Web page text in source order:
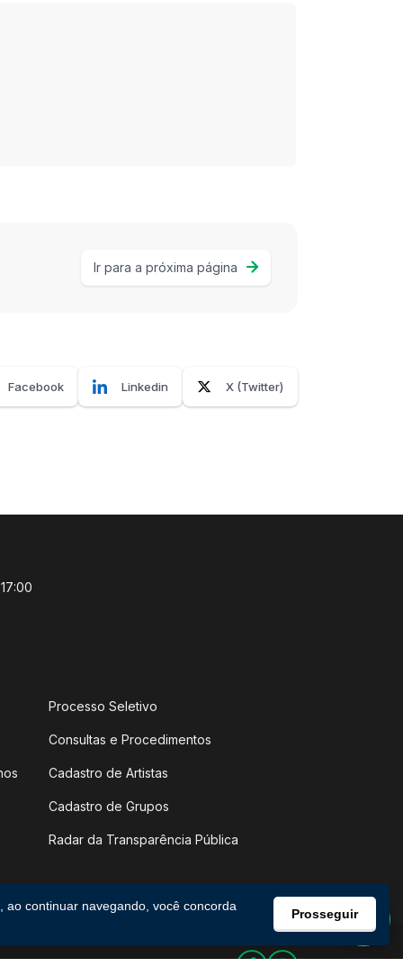
Ir para a próxima página
Facebook Linkedin X (Twitter)
Processo Seletivo
Consultas e Procedimentos
Cadastro de Artistas
Cadastro de Grupos
Radar da Transparência Pública
ao continuar navegando, você concorda
Prosseguir